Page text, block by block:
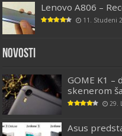
Lenovo A806 –
11. Studeni
Novosti
GOME K1
skenerom
29.
Asus